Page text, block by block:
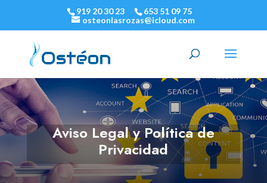
919 20 30 23
653 51 09 75
osteonlasrozas@icloud.com
Aviso Legal y Política de
Privacidad